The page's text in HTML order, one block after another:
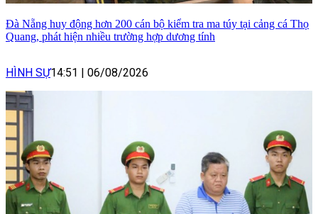
Đà Nẵng huy động hơn 200 cán bộ kiểm tra ma túy tại cảng cá Thọ
Quang, phát hiện nhiều trường hợp dương tính
HÌNH SỰ14:51 | 06/08/2026